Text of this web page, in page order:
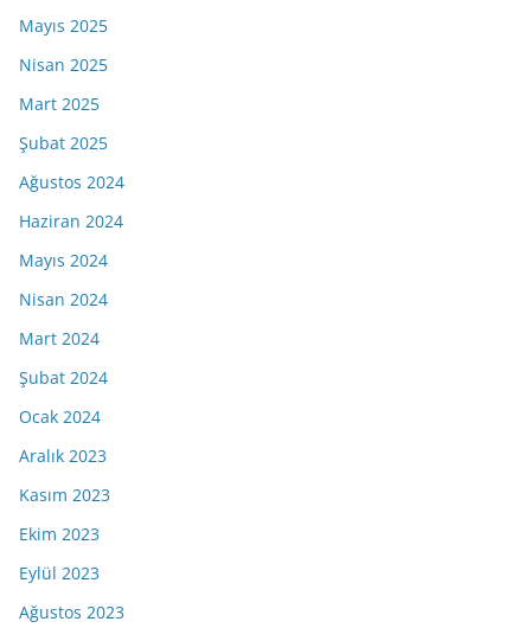
Mayıs 2025
Nisan 2025
Mart 2025
Şubat 2025
Ağustos 2024
Haziran 2024
Mayıs 2024
Nisan 2024
Mart 2024
Şubat 2024
Ocak 2024
Aralık 2023
Kasım 2023
Ekim 2023
Eylül 2023
Ağustos 2023